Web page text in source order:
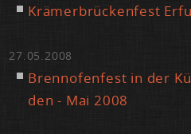
Krä­mer­brü­cken­fest
27.05.2008
Brenn­ofen­fest in der
den - Mai 2008